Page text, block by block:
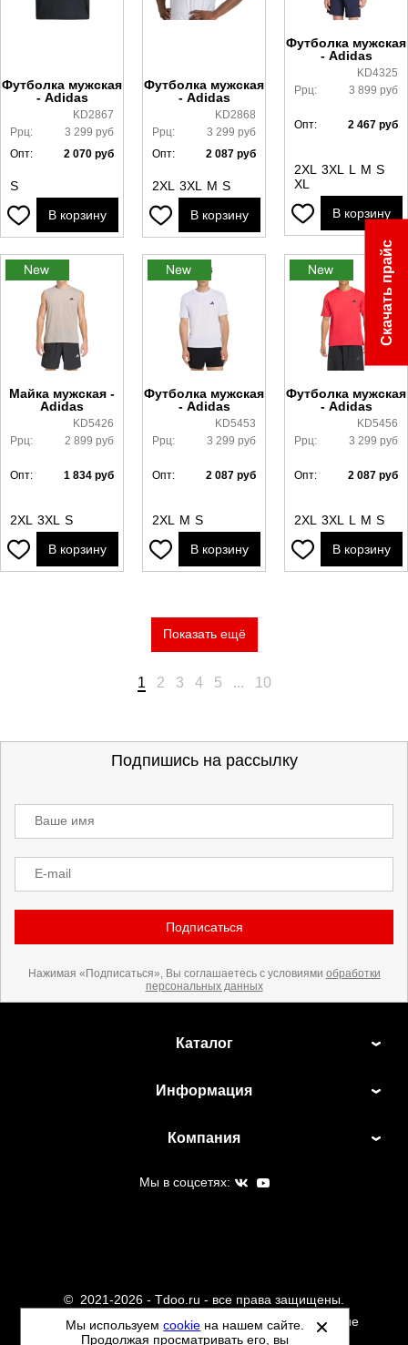
Футболка мужская
- Adidas
KD2867
Ррц:
3 299 руб
Опт:
2 070 руб
S
В корзину
Футболка мужская
- Adidas
KD2868
Ррц:
3 299 руб
Опт:
2 087 руб
2XL 3XL M S
В корзину
Футболка мужская
- Adidas
KD4325
Ррц:
3 899 руб
Опт: 2 467 руб
2XL 3XL L M S
XL
В корзину
Майка мужская -
Adidas
KD5426
Ррц:
2 899 руб
Опт: 1 834 руб
2XL 3XL
S
В корзину
Футболка мужская
- Adidas
KD5453
Ррц:
3 299 руб
Опт: 2 087 руб
2XL M S
В корзину
Футболка мужская
- Adidas
KD5456
Ррц:
3 299 руб
Опт: 2 087 руб
2XL 3XL L M S
В корзину
Показать ещё
1 2 3 4 5 ... 10
Подпишись на рассылку
Ваше имя
E-mail
Подписаться
Нажимая «Подписаться», Вы соглашаетесь с условиями обработки
персональных данных
Каталог
Информация
Компания
Мы в соцсетях:
© 2021-2026 - Tdoo.ru - все права защищены.
Данный сайт не является интернет магазином и не
Скачать прайс
Мы используемcookie на нашем сайте.
Продолжая просматривать его, вы